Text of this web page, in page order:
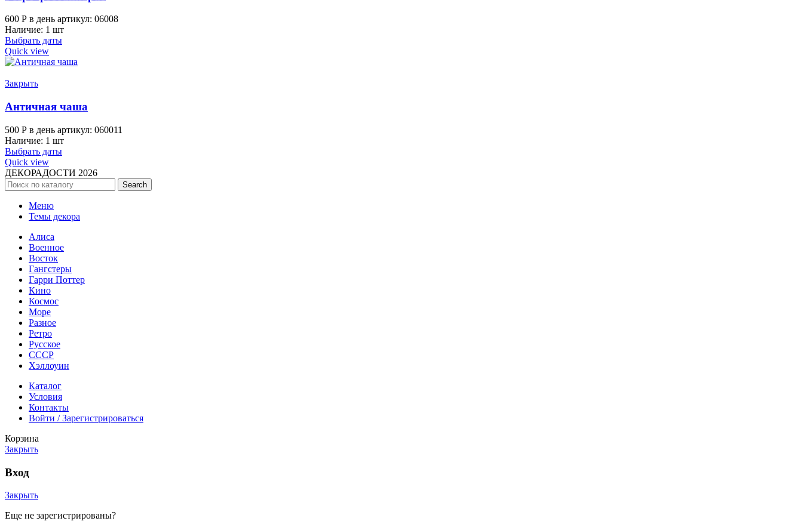
600 Р в день артикул: 06008
Наличие: 1 шт
Выбрать даты
Quick view
Закрыть
Античная чаша
500 Р в день артикул: 060011
Наличие: 1 шт
Выбрать даты
Quick view
ДЕКОРАДОСТИ 2026
Search
Меню
Темы декора
Алиса
Военное
Восток
Гангстеры
Гарри Поттер
Кино
Космос
Море
Разное
Ретро
Русское
СССР
Хэллоуин
Каталог
Условия
Контакты
Войти / Зарегистрироваться
Корзина
Закрыть
Вход
Закрыть
Еще не зарегистрированы?